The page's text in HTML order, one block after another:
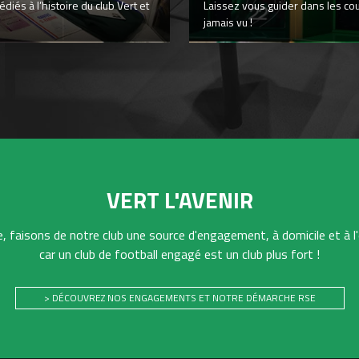
à l’histoire du club Vert et
Laissez vous guider dans les
jamais vu !
VERT L'AVENIR
faisons de notre club une source d'engagement, à domicile et à
car un club de football engagé est un club plus fort !
> DÉCOUVREZ NOS ENGAGEMENTS ET NOTRE DÉMARCHE RSE